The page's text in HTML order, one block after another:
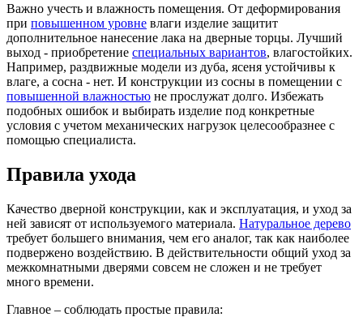
Важно учесть и влажность помещения. От деформирования
при повышенном уровне влаги изделие защитит
дополнительное нанесение лака на дверные торцы. Лучший
выход - приобретение специальных вариантов, влагостойких.
Например, раздвижные модели из дуба, ясеня устойчивы к
влаге, а сосна - нет. И конструкции из сосны в помещении с
повышенной влажностью не прослужат долго. Избежать
подобных ошибок и выбирать изделие под конкретные
условия с учетом механических нагрузок целесообразнее с
помощью специалиста.
Правила ухода
Качество дверной конструкции, как и эксплуатация, и уход за
ней зависят от используемого материала. Натуральное дерево
требует большего внимания, чем его аналог, так как наиболее
подвержено воздействию. В действительности общий уход за
межкомнатными дверями совсем не сложен и не требует
много времени.
Главное – соблюдать простые правила: